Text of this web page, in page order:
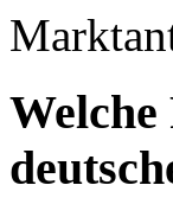
Welche